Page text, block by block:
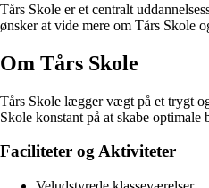
Tårs Skole er et centralt
ønsker at vide mere om Tårs Skole
Om Tårs Skole
Tårs Skole lægger vægt på et trygt
Skole konstant på at skabe
Faciliteter og Aktiviteter